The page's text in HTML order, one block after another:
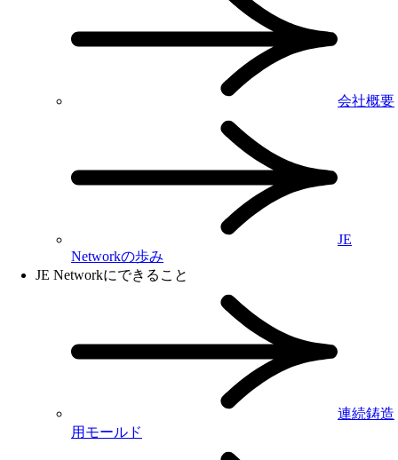
会社概要
JE
Networkの歩み
JE Networkにできること
連続鋳造
用モールド